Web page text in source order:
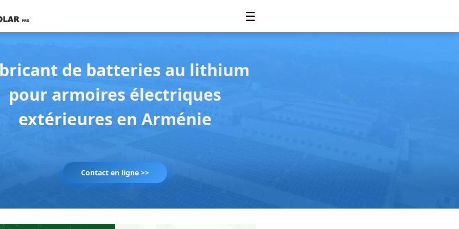
☰
de batteries au lithium
pour armoires électriques
extérieures en Arménie
Contact en ligne >>